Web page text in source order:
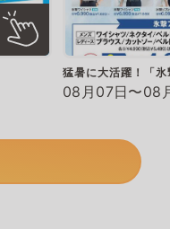
猛暑に大活躍！「
08月07日〜08